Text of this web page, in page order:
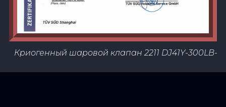
Z40H-300LB-2 WCB
Криогенный шаровой клапан 2211 DJ41Y-300LB-8